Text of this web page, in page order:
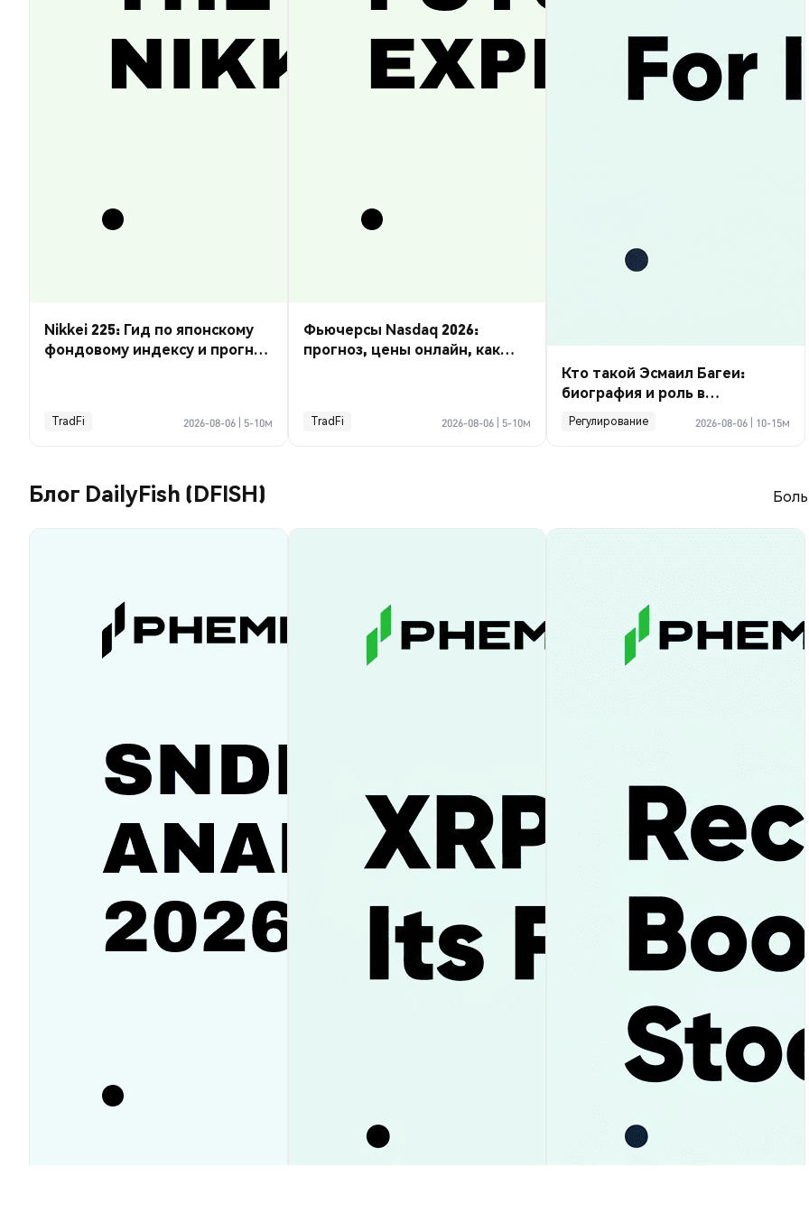
Nikkei 225: Гид по японскому
фондовому индексу и прогноз
TradFi 2026-08-06 5-10м
Фьючерсы Nasdaq 2026:
прогноз, цены онлайн, как
TradFi 2026-08-06 5-10м
Кто такой Эсмаил Багеи:
биография и роль в
криптосделке по Ормузу
Регулирование 2026-08-06 10-15м
Блог DailyFish (DFISH)